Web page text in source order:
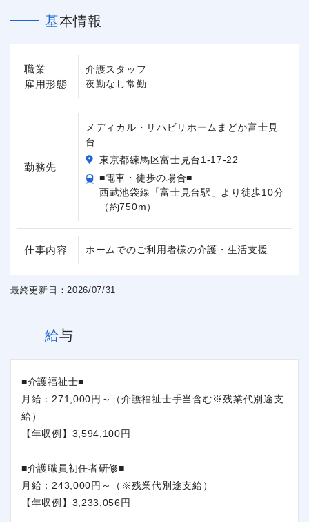
基本情報
職業
雇用形態
介護スタッフ
夜勤なし常勤
勤務先
メディカル・リハビリホームまどか富士見
台
東京都練馬区富士見台1-17-22
■電車・徒歩の場合■
西武池袋線「富士見台駅」より徒歩10分
（約750m）
仕事内容 ホームでのご利用者様の介護・生活支援
最終更新日：2026/07/31
給与
■介護福祉士■
月給：271,000円～（介護福祉士手当含む※残業代別途支
給）
【年収例】3,594,100円
■介護職員初任者研修■
月給：243,000円～（※残業代別途支給）
【年収例】3,233,056円